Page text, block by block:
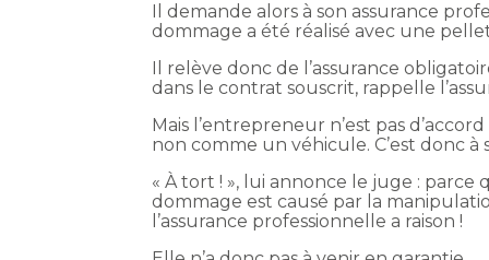
Il demande alors à son assurance
dommage a été réalisé avec une
Il relève donc de l’assurance
dans le contrat souscrit, rappelle
Mais l’entrepreneur n’est pas
non comme un véhicule. C’est donc
« À tort ! », lui annonce le juge :
dommage est causé par la
l’assurance professionnelle a raison !